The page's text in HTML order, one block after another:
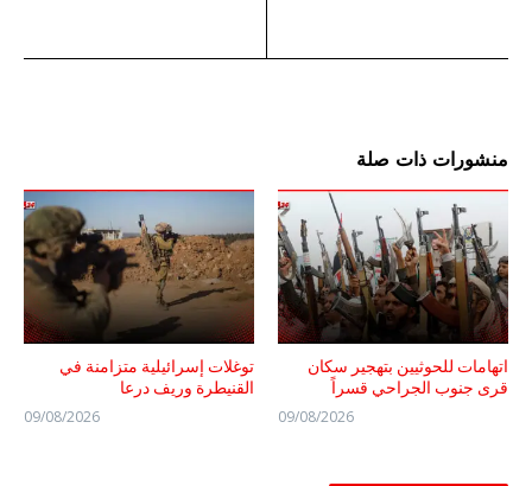
منشورات ذات صلة
اتهامات للحوثيين بتهجير سكان
قرى جنوب الجراحي قسراً
09/08/2026
توغلات إسرائيلية متزامنة في
القنيطرة وريف درعا
09/08/2026